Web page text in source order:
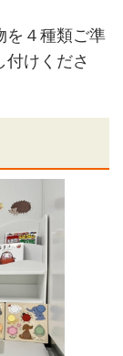
を４種類ご準
けくださ